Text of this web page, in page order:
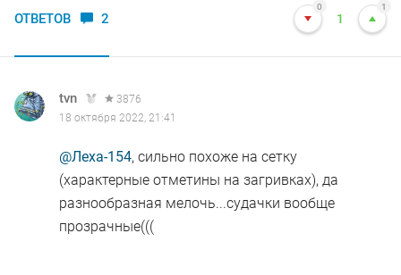
ОТВЕТОВ 2
0
1
1
tvn
3876
18 октября 2022, 21:41
@Леха-154, сильно похоже на сетку
(характерные отметины на загривках), да
разнообразная мелочь...судачки вообще
прозрачные(((